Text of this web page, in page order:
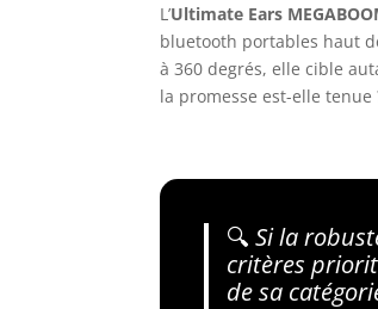
L’Ultimate Ears
bluetooth portables haut
à 360 degrés, elle cible
la promesse est-elle
🔍 Si la
critères
de sa